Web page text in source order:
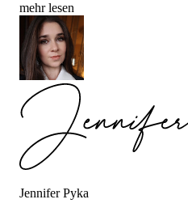
mehr lesen
Jennifer Pyka